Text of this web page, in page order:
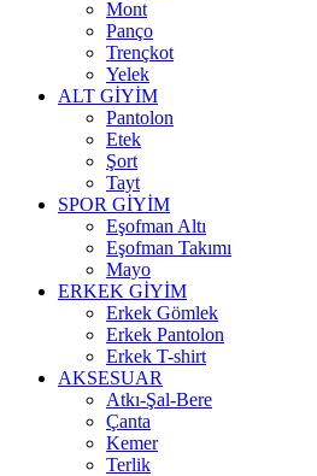
Mont
Panço
Trençkot
Yelek
ALT GİYİM
Pantolon
Etek
Şort
Tayt
SPOR GİYİM
Eşofman Altı
Eşofman Takımı
Mayo
ERKEK GİYİM
Erkek Gömlek
Erkek Pantolon
Erkek T-shirt
AKSESUAR
Atkı-Şal-Bere
Çanta
Kemer
Terlik